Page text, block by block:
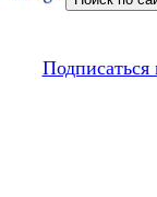
Подписаться